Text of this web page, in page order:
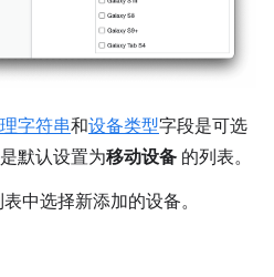
字符串和设备类型字段是可选
默认设置为移动设备 的列表。
中选择新添加的设备。